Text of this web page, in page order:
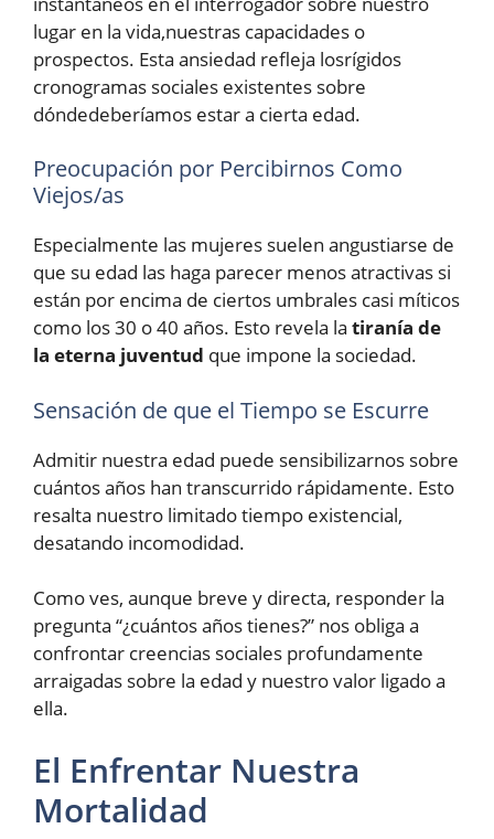
lugar en la vida,nuestras capacidades o
prospectos. Esta ansiedad refleja losrígidos
cronogramas sociales existentes sobre
dóndedeberíamos estar a cierta edad.
Preocupación por Percibirnos Como
Viejos/as
Especialmente las mujeres suelen angustiarse de
que su edad las haga parecer menos atractivas si
están por encima de ciertos umbrales casi míticos
como los 30 o 40 años. Esto revela la tiranía de
la eterna juventud que impone la sociedad.
Sensación de que el Tiempo se Escurre
Admitir nuestra edad puede sensibilizarnos sobre
cuántos años han transcurrido rápidamente. Esto
resalta nuestro limitado tiempo existencial,
desatando incomodidad.
Como ves, aunque breve y directa, responder la
pregunta “¿cuántos años tienes?” nos obliga a
confrontar creencias sociales profundamente
arraigadas sobre la edad y nuestro valor ligado a
ella.
El Enfrentar Nuestra
Mortalidad